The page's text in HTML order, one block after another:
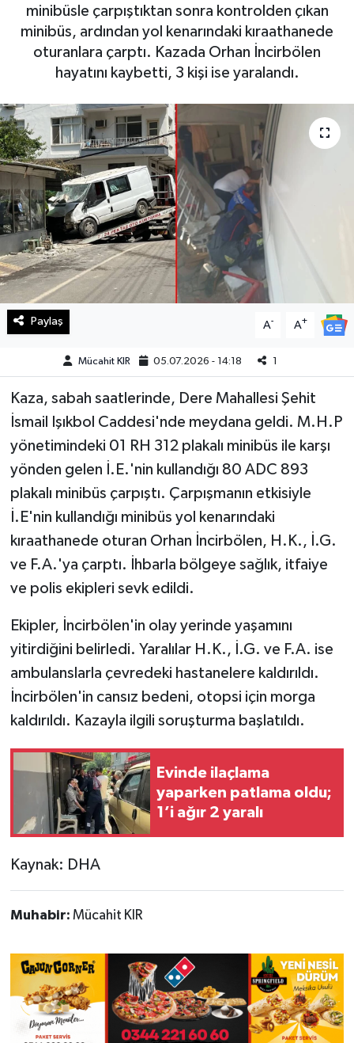
minibüsle çarpıştıktan sonra kontrolden çıkan
minibüs, ardından yol kenarındaki kıraathanede
oturanlara çarptı. Kazada Orhan İncirbölen
hayatını kaybetti, 3 kişi ise yaralandı.
Paylaş A- A+
Mücahit KIR 05.07.2026 - 14:18 1
Kaza, sabah saatlerinde, Dere Mahallesi Şehit
İsmail Işıkbol Caddesi'nde meydana geldi. M.H.P
yönetimindeki 01 RH 312 plakalı minibüs ile karşı
yönden gelen İ.E.'nin kullandığı 80 ADC 893
plakalı minibüs çarpıştı. Çarpışmanın etkisiyle
İ.E'nin kullandığı minibüs yol kenarındaki
kıraathanede oturan Orhan İncirbölen, H.K., İ.G.
ve F.A.'ya çarptı. İhbarla bölgeye sağlık, itfaiye
ve polis ekipleri sevk edildi.
Ekipler, İncirbölen'in olay yerinde yaşamını
yitirdiğini belirledi. Yaralılar H.K., İ.G. ve F.A. ise
ambulanslarla çevredeki hastanelere kaldırıldı.
İncirbölen'in cansız bedeni, otopsi için morga
kaldırıldı. Kazayla ilgili soruşturma başlatıldı.
Evinde ilaçlama
yaparken patlama oldu;
1’i ağır 2 yaralı
Kaynak: DHA
Muhabir: Mücahit KIR
Haberde İnsan
Kültür Sanat
Magazin
Manşet Altı
Manşetler
Resmi İlan
Sağlık
Spor
Teknoloji
Yaşam
KAHRAMANMARAŞ